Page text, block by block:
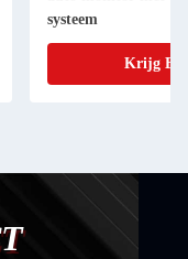
systeem
Krijg